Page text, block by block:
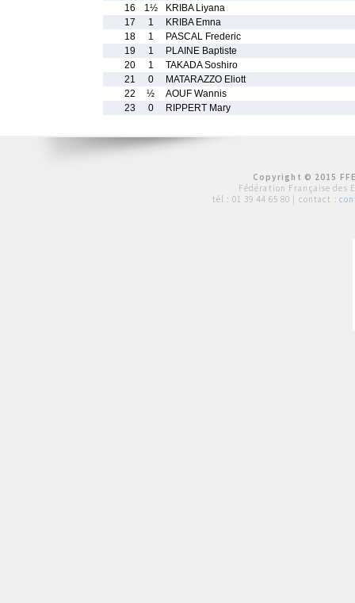
16
1½
KRIBA Liyana
17
1
KRIBA Emna
18
1
PASCAL Frederic
19
1
PLAINE Baptiste
20
1
TAKADA Soshiro
21
0
MATARAZZO Eliott
22
½
AOUF Wannis
23
0 RIPPERT Mary
Copyright © 2015
Fédération Française des
tél : 01 39 44 65 80 | contact :